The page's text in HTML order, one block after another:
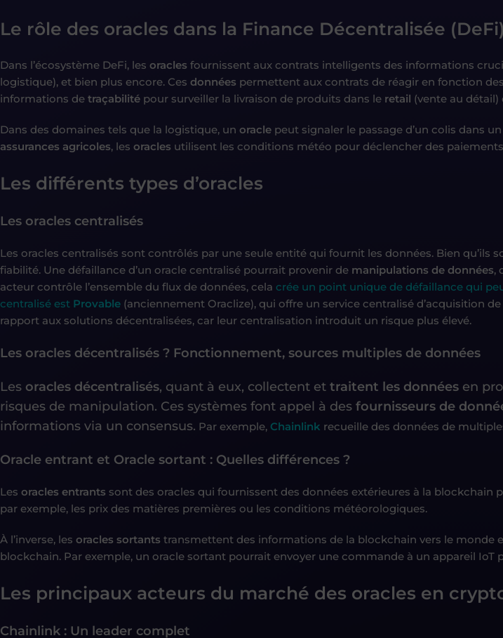
Le rôle des oracles dans la Finance Décentralisée (DeFi)
Dans l’écosystème DeFi, les oracles fournissent aux contrats intelligents des informations
logistique), et bien plus encore. Ces données permettent aux contrats de réagir en fonction
informations de traçabilité pour surveiller la livraison de produits dans le retail (vente au détail)
Dans des domaines tels que la logistique, un oracle peut signaler le passage d’un colis dans un
assurances agricoles, les oracles utilisent les conditions météo pour déclencher des
Les différents types d’oracles
Les oracles centralisés
Les oracles centralisés sont contrôlés par une seule entité qui fournit les données. Bien
fiabilité. Une défaillance d’un oracle centralisé pourrait provenir de manipulations de données,
acteur contrôle l’ensemble du flux de données, cela crée un point unique de défaillance qui
centralisé est Provable (anciennement Oraclize), qui offre un service centralisé d’acquisition
rapport aux solutions décentralisées, car leur centralisation introduit un risque plus élevé.
Les oracles décentralisés ? Fonctionnement, sources multiples de données
Les oracles décentralisés, quant à eux, collectent et traitent les données en
risques de manipulation. Ces systèmes font appel à des fournisseurs de
informations via un consensus. Par exemple, Chainlink recueille des données de
Oracle entrant et Oracle sortant : Quelles différences ?
Les oracles entrants sont des oracles qui fournissent des données extérieures à la
par exemple, les prix des matières premières ou les conditions météorologiques.
À l’inverse, les oracles sortants transmettent des informations de la blockchain vers le monde
blockchain. Par exemple, un oracle sortant pourrait envoyer une commande à un appareil
Les principaux acteurs du marché des oracles en
Chainlink : Un leader complet